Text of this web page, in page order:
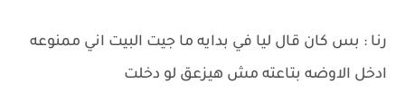
رنا : بس كان قال ليا في بدايه ما جيت البيت اني ممنوعه
ادخل الاوضه بتاعته مش هيزعق لو دخلت